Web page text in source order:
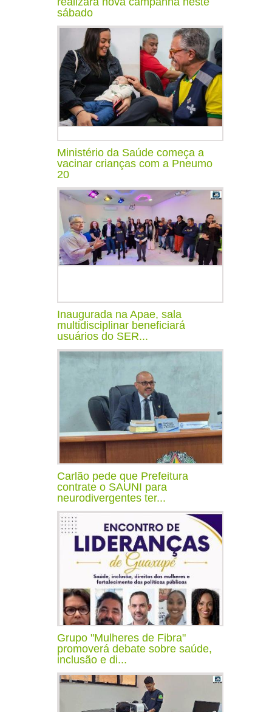
sábado
Ministério da Saúde começa a
vacinar crianças com a Pneumo
20
Inaugurada na Apae, sala
multidisciplinar beneficiará
usuários do SER...
Carlão pede que Prefeitura
contrate o SAUNI para
neurodivergentes ter...
Grupo "Mulheres de Fibra"
promoverá debate sobre saúde,
inclusão e di...